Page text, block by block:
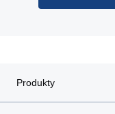
Produkty